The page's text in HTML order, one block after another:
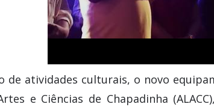
de atividades culturais, o novo
e Ciências de Chapadinha